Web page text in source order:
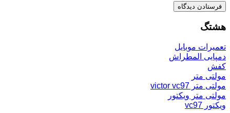
هشتگ
تعمیرات موبایل
دمپایی المطراش
کفش
مولتی متر
مولتی متر victor vc97
مولتی متر ویکتور
ویکتور vc97